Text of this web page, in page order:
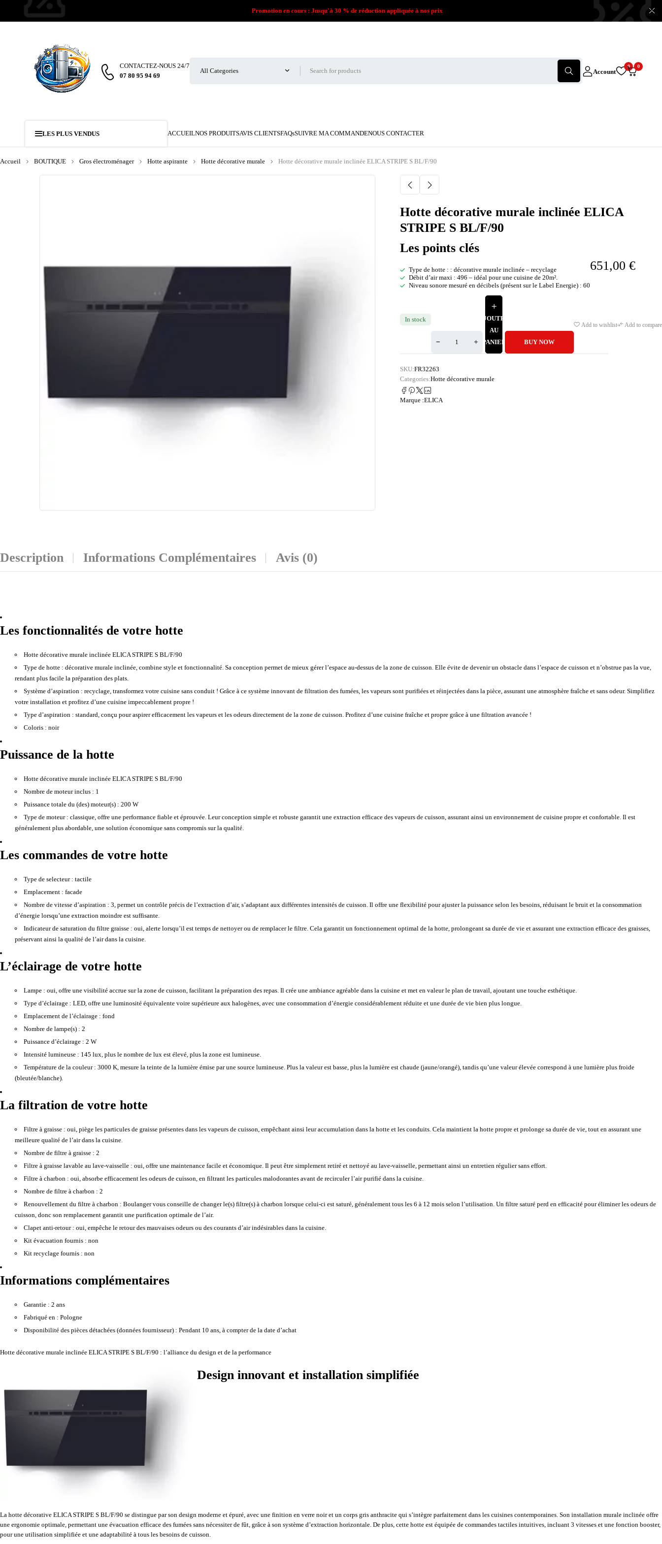
Promotion en cours : Jusqu'à 30 % de réduction appliquée à nos prix
CONTACTEZ-NOUS 24/7
07 80 95 94 69
Account
0 0
LES PLUS VENDUS ACCUEILNOS PRODUITSAVIS CLIENTSFAQsSUIVRE MA COMMANDENOUS CONTACTER
Accueil BOUTIQUE Gros électroménager Hotte aspirante Hotte décorative murale Hotte décorative murale inclinée ELICA STRIPE S BL/F/90
Hotte décorative murale inclinée ELICA
STRIPE S BL/F/90
Les points clés
Type de hotte : : décorative murale inclinée – recyclage
Débit d’air maxi : 496 – idéal pour une cuisine de 20m².
Niveau sonore mesuré en décibels (présent sur le Label Energie) : 60
651,00 €
In stock
AJOUTER
AU
PANIER
BUY NOW
Add to wishlist Add to compare
SKU:FR32263
Categories:Hotte décorative murale
Marque :ELICA
Description Informations Complémentaires Avis (0)
Les fonctionnalités de votre hotte
Hotte décorative murale inclinée ELICA STRIPE S BL/F/90
Type de hotte : décorative murale inclinée, combine style et fonctionnalité. Sa conception permet de mieux gérer l’espace au-dessus de la zone de cuisson. Elle évite de devenir un obstacle dans l’espace de cuisson et n’obstrue pas la vue,
rendant plus facile la préparation des plats.
Système d’aspiration : recyclage, transformez votre cuisine sans conduit ! Grâce à ce système innovant de filtration des fumées, les vapeurs sont purifiées et réinjectées dans la pièce, assurant une atmosphère fraîche et sans odeur. Simplifiez
votre installation et profitez d’une cuisine impeccablement propre !
Type d’aspiration : standard, conçu pour aspirer efficacement les vapeurs et les odeurs directement de la zone de cuisson. Profitez d’une cuisine fraîche et propre grâce à une filtration avancée !
Coloris : noir
Puissance de la hotte
Hotte décorative murale inclinée ELICA STRIPE S BL/F/90
Nombre de moteur inclus : 1
Puissance totale du (des) moteur(s) : 200 W
Type de moteur : classique, offre une performance fiable et éprouvée. Leur conception simple et robuste garantit une extraction efficace des vapeurs de cuisson, assurant ainsi un environnement de cuisine propre et confortable. Il est
généralement plus abordable, une solution économique sans compromis sur la qualité.
Les commandes de votre hotte
Type de selecteur : tactile
Emplacement : facade
Nombre de vitesse d’aspiration : 3, permet un contrôle précis de l’extraction d’air, s’adaptant aux différentes intensités de cuisson. Il offre une flexibilité pour ajuster la puissance selon les besoins, réduisant le bruit et la consommation
d’énergie lorsqu’une extraction moindre est suffisante.
Indicateur de saturation du filtre graisse : oui, alerte lorsqu’il est temps de nettoyer ou de remplacer le filtre. Cela garantit un fonctionnement optimal de la hotte, prolongeant sa durée de vie et assurant une extraction efficace des graisses,
préservant ainsi la qualité de l’air dans la cuisine.
L’éclairage de votre hotte
Lampe : oui, offre une visibilité accrue sur la zone de cuisson, facilitant la préparation des repas. Il crée une ambiance agréable dans la cuisine et met en valeur le plan de travail, ajoutant une touche esthétique.
Type d’éclairage : LED, offre une luminosité équivalente voire supérieure aux halogènes, avec une consommation d’énergie considérablement réduite et une durée de vie bien plus longue.
Emplacement de l’éclairage : fond
Nombre de lampe(s) : 2
Puissance d’éclairage : 2 W
Intensité lumineuse : 145 lux, plus le nombre de lux est élevé, plus la zone est lumineuse.
Température de la couleur : 3000 K, mesure la teinte de la lumière émise par une source lumineuse. Plus la valeur est basse, plus la lumière est chaude (jaune/orangé), tandis qu’une valeur élevée correspond à une lumière plus froide
(bleutée/blanche).
La filtration de votre hotte
Filtre à graisse : oui, piège les particules de graisse présentes dans les vapeurs de cuisson, empêchant ainsi leur accumulation dans la hotte et les conduits. Cela maintient la hotte propre et prolonge sa durée de vie, tout en assurant une
meilleure qualité de l’air dans la cuisine.
Nombre de filtre à graisse : 2
Filtre à graisse lavable au lave-vaisselle : oui, offre une maintenance facile et économique. Il peut être simplement retiré et nettoyé au lave-vaisselle, permettant ainsi un entretien régulier sans effort.
Filtre à charbon : oui, absorbe efficacement les odeurs de cuisson, en filtrant les particules malodorantes avant de recirculer l’air purifié dans la cuisine.
Nombre de filtre à charbon : 2
Renouvellement du filtre à charbon : Boulanger vous conseille de changer le(s) filtre(s) à charbon lorsque celui-ci est saturé, généralement tous les 6 à 12 mois selon l’utilisation. Un filtre saturé perd en efficacité pour éliminer les odeurs de
cuisson, donc son remplacement garantit une purification optimale de l’air.
Clapet anti-retour : oui, empêche le retour des mauvaises odeurs ou des courants d’air indésirables dans la cuisine.
Kit évacuation fournis : non
Kit recyclage fournis : non
Informations complémentaires
Garantie : 2 ans
Fabriqué en : Pologne
Disponibilité des pièces détachées (données fournisseur) : Pendant 10 ans, à compter de la date d’achat
Hotte décorative murale inclinée ELICA STRIPE S BL/F/90 : l’alliance du design et de la performance
Design innovant et installation simplifiée
La hotte décorative ELICA STRIPE S BL/F/90 se distingue par son design moderne et épuré, avec une finition en verre noir et un corps gris anthracite qui s’intègre parfaitement dans les cuisines contemporaines. Son installation murale inclinée offre
une ergonomie optimale, permettant une évacuation efficace des fumées sans nécessiter de fût, grâce à son système d’extraction horizontale. De plus, cette hotte est équipée de commandes tactiles intuitives, incluant 3 vitesses et une fonction booster,
pour une utilisation simplifiée et une adaptabilité à tous les besoins de cuisson.